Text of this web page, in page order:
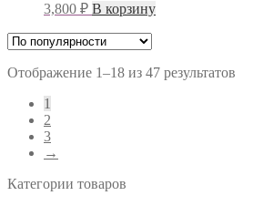
3,800 ₽ В корзину
Отображение 1–18 из 47 результатов
1
2
3
→
Категории товаров